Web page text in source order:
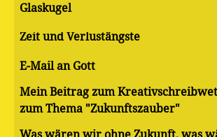
Glaskugel
Zeit und Verlustängste
E-Mail an Gott
Mein Beitrag zum
zum Thema "Zukunftszauber"
Was wären wir ohne Zukunft, was